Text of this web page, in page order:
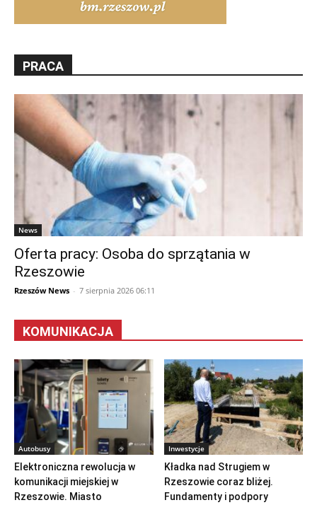
PRACA
News
Oferta pracy: Osoba do sprzątania w
Rzeszowie
Rzeszów News - 7 sierpnia 2026 06:11
KOMUNIKACJA
Autobusy
Elektroniczna rewolucja w
komunikacji miejskiej w
Rzeszowie. Miasto
Inwestycje
Kładka nad Strugiem w
Rzeszowie coraz bliżej.
Fundamenty i podpory